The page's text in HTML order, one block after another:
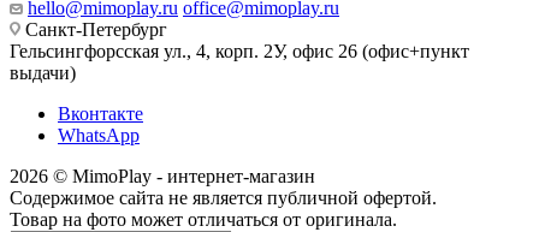
hello@mimoplay.ru office@mimoplay.ru
Санкт-Петербург
Гельсингфорсская ул., 4, корп. 2У, офис 26 (офис+пункт
выдачи)
Вконтакте
WhatsApp
2026 © MimoPlay - интернет-магазин
Содержимое сайта не является публичной офертой.
Товар на фото может отличаться от оригинала.